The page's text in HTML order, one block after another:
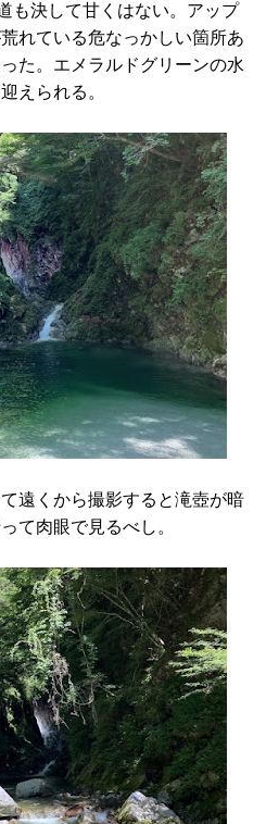
も決して甘くはない。アップ
れている危なっかしい箇所あ
た。エメラルドグリーンの水
えられる。
遠くから撮影すると滝壺が暗
て肉眼で見るべし。